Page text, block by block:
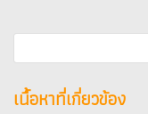
เนื้อหาที่เกี่ยวข้อง